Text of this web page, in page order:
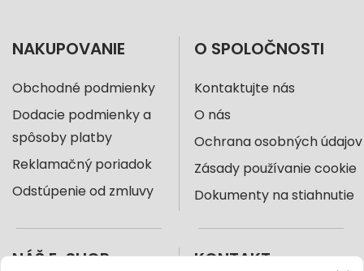
NAKUPOVANIE
Obchodné podmienky
Dodacie podmienky a
spôsoby platby
Reklamačný poriadok
Odstúpenie od zmluvy
O SPOLOČNOSTI
Kontaktujte nás
O nás
Ochrana osobných údajov
Zásady používanie cookie
Dokumenty na stiahnutie
NÁŠ E-SHOP KONTAKT